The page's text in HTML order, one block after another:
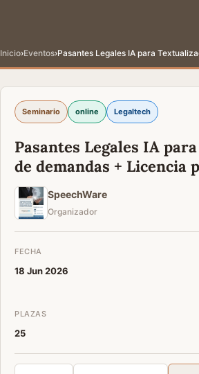
Inicio›Eventos›Pasantes Legales IA para
Seminario online Legaltech
Pasantes Legales IA
de demandas + Licencia
SpeechWare
Organizador
FECHA
18 Jun 2026
PLAZAS
25